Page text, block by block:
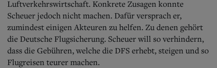
Luftverkehrswirtschaft. Konkrete Zusagen konnte
Scheuer jedoch nicht machen. Dafür versprach er,
zumindest einigen Akteuren zu helfen. Zu denen gehört
die Deutsche Flugsicherung. Scheuer will so verhindern,
dass die Gebühren, welche die DFS erhebt, steigen und so
Flugreisen teurer machen.